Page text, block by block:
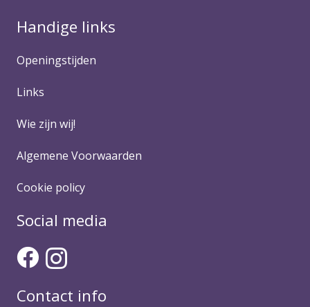
Handige links
Openingstijden
Links
Wie zijn wij!
Algemene Voorwaarden
Cookie policy
Social media
Contact info